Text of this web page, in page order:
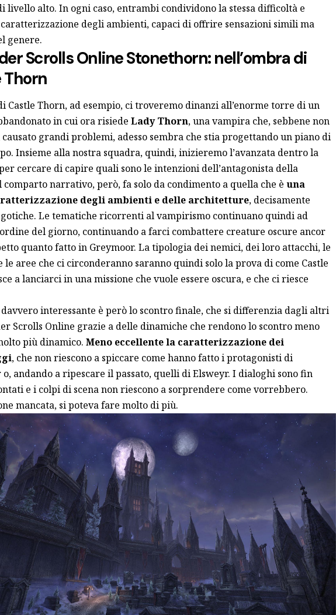
livello alto. In ogni caso, entrambi condividono la stessa difficoltà e
caratterizzazione degli ambienti, capaci di offrire sensazioni simili ma
genere.
Scrolls Online Stonethorn: nell’ombra di
Thorn
Castle Thorn, ad esempio, ci troveremo dinanzi all’enorme torre di un
in cui ora risiede Lady Thorn, una vampira che, sebbene non
grandi problemi, adesso sembra che stia progettando un piano di
Insieme alla nostra squadra, quindi, inizieremo l’avanzata dentro la
cercare di capire quali sono le intenzioni dell’antagonista della
comparto narrativo, però, fa solo da condimento a quella che è una
degli ambienti e delle architetture, decisamente
Le tematiche ricorrenti al vampirismo continuano quindi ad
del giorno, continuando a farci combattere creature oscure ancor
quanto fatto in Greymoor. La tipologia dei nemici, dei loro attacchi, le
le aree che ci circonderanno saranno quindi solo la prova di come Castle
a lanciarci in una missione che vuole essere oscura, e che ci riesce
davvero interessante è però lo scontro finale, che si differenzia dagli altri
Scrolls Online grazie a delle dinamiche che rendono lo scontro meno
più dinamico. Meno eccellente la caratterizzazione dei
, che non riescono a spiccare come hanno fatto i protagonisti di
o, andando a ripescare il passato, quelli di Elsweyr. I dialoghi sono fin
e i colpi di scena non riescono a sorprendere come vorrebbero.
mancata, si poteva fare molto di più.